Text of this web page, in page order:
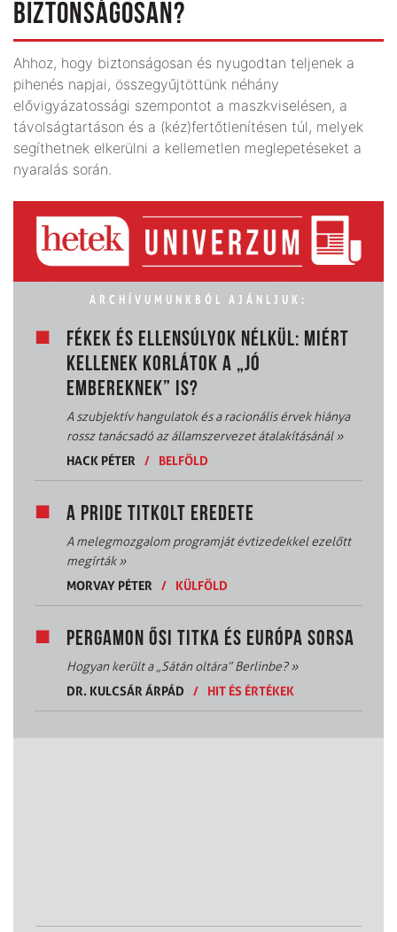
BIZTONSÁGOSAN?
Ahhoz, hogy biztonságosan és nyugodtan teljenek a
pihenés napjai, összegyűjtöttünk néhány
elővigyázatossági szempontot a maszkviselésen, a
távolságtartáson és a (kéz)fertőtlenítésen túl, melyek
segíthetnek elkerülni a kellemetlen meglepetéseket a
nyaralás során.
ARCHÍVUMUNKBÓL AJÁNLJUK:
FÉKEK ÉS ELLENSÚLYOK NÉLKÜL: MIÉRT
KELLENEK KORLÁTOK A „JÓ
EMBEREKNEK” IS?
A szubjektív hangulatok és a racionális érvek hiánya
rossz tanácsadó az államszervezet átalakításánál»
HACK PÉTER
/ BELFÖLD
A PRIDE TITKOLT EREDETE
A melegmozgalom programját évtizedekkel ezelőtt
megírták»
MORVAY PÉTER
/ KÜLFÖLD
PERGAMON ŐSI TITKA ÉS EURÓPA SORSA
Hogyan került a „Sátán oltára” Berlinbe?»
DR. KULCSÁR ÁRPÁD
/ HIT ÉS ÉRTÉKEK